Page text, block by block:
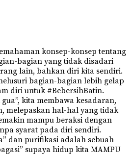
konsep-konsep tentang
bagian yang tidak disadari
lain, bahkan diri kita sendiri.
bagian-bagian lebih gelap
diri untuk #BebersihBatin.
kita membawa kesadaran,
melepaskan hal-hal yang tidak
mampu beraksi dengan
syarat pada diri sendiri.
dan purifikasi adalah sebuah
supaya hidup kita MAMPU